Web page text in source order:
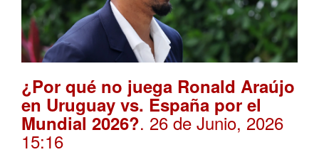
¿Por qué no juega Ronald Araújo
en Uruguay vs. España por el
Mundial 2026?. 26 de Junio, 2026
15:16